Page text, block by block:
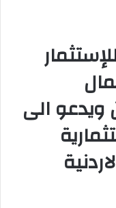
ويدعو الى